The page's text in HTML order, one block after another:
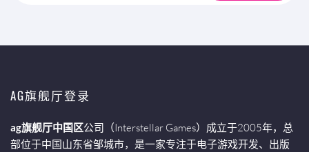
AG旗舰厅登录
ag旗舰厅中国区公司（Interstellar Games）成立于2005年，总
部位于中国山东省邹城市，是一家专注于电子游戏开发、出版